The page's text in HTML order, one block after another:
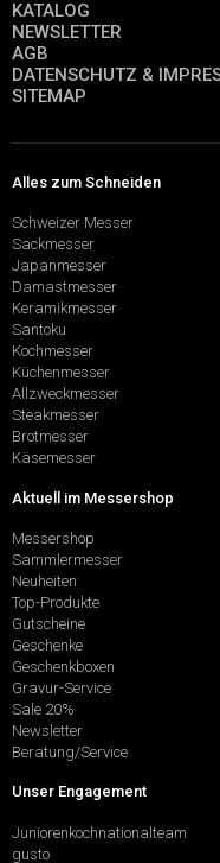
KATALOG
NEWSLETTER
AGB
DATENSCHUTZ &
SITEMAP
Alles zum Schneiden
Schweizer Messer
Sackmesser
Japanmesser
Damastmesser
Keramikmesser
Santoku
Kochmesser
Küchenmesser
Allzweckmesser
Steakmesser
Brotmesser
Käsemesser
Aktuell im Messershop
Messershop
Sammlermesser
Neuheiten
Top-Produkte
Gutscheine
Geschenke
Geschenkboxen
Gravur-Service
Sale 20%
Newsletter
Beratung/Service
Unser Engagement
Juniorenkochnationalteam
gusto